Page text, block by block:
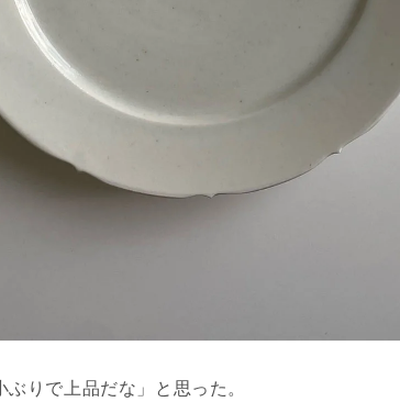
りで上品だな」と思った。